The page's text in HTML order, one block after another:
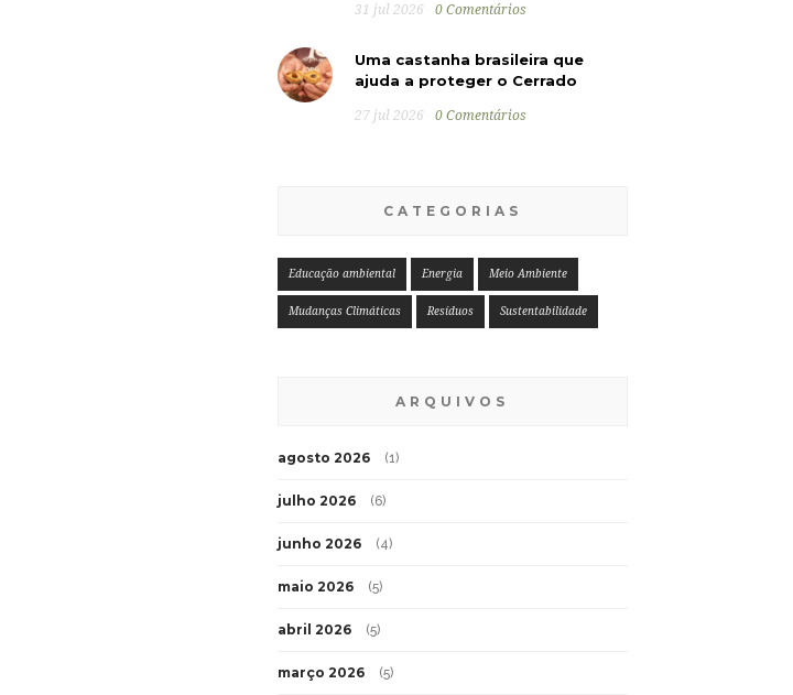
31 jul 2026 0 Comentários
Uma castanha brasileira que
ajuda a proteger o Cerrado
27 jul 2026 0 Comentários
CATEGORIAS
Educação ambiental Energia Meio Ambiente
Mudanças Climáticas Resíduos Sustentabilidade
ARQUIVOS
agosto 2026 (1)
julho 2026 (6)
junho 2026 (4)
maio 2026 (5)
abril 2026 (5)
março 2026 (5)